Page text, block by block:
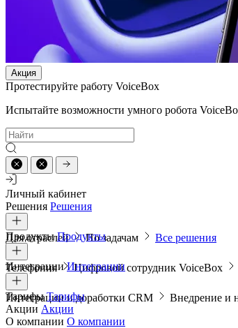
Акция
Протестируйте работу VoiceBox
Испытайте возможности умного робота
Личный кабинет
Решения Решения
Для отраслей По задачам Все решения
ПродуктыПродукты
Телефония Цифровой сотрудник VoiceBox
ИнтеграцииИнтеграции
Интеграции и доработки CRM Внедрение и
ТарифыТарифы
Акции Акции
О компании О компании